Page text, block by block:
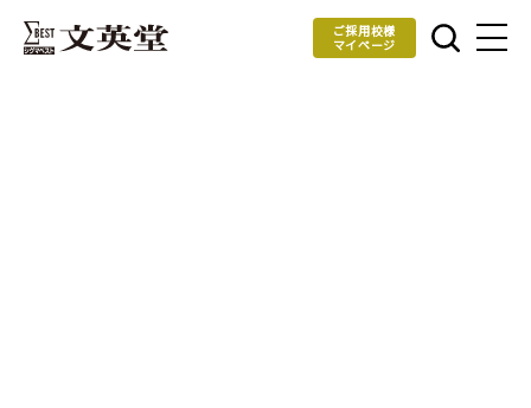
ご採用校様
マイページ